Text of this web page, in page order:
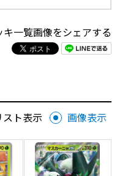
キ一覧画像をシェアする
スト表示 画像表示